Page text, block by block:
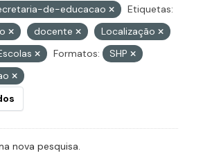
de-educacao
Etiquetas:
docente
Localização
Formatos:
SHP
nova pesquisa.